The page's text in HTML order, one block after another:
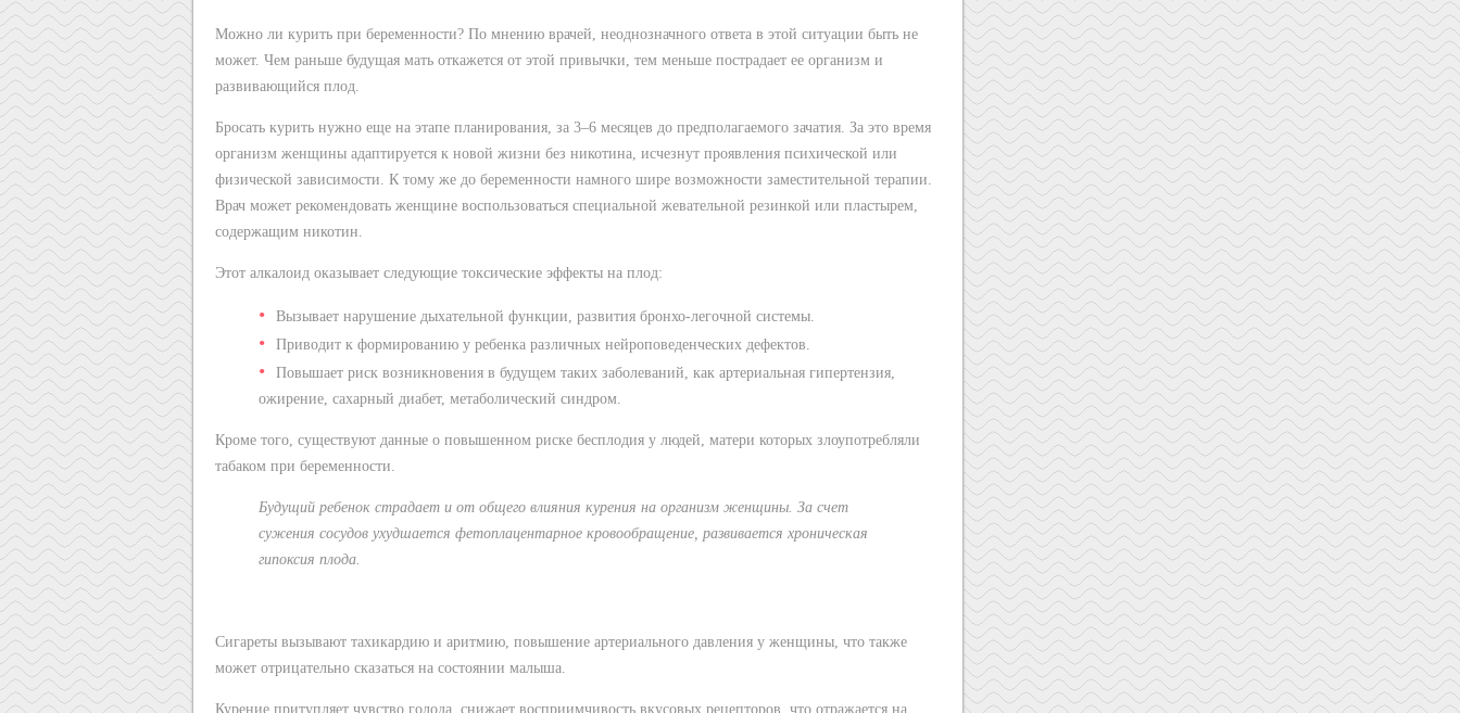
Можно ли курить при беременности? По мнению врачей, неоднозначного ответа в этой ситуации быть не
может. Чем раньше будущая мать откажется от этой привычки, тем меньше пострадает ее организм и
развивающийся плод.
Бросать курить нужно еще на этапе планирования, за 3–6 месяцев до предполагаемого зачатия. За это время
организм женщины адаптируется к новой жизни без никотина, исчезнут проявления психической или
физической зависимости. К тому же до беременности намного шире возможности заместительной терапии.
Врач может рекомендовать женщине воспользоваться специальной жевательной резинкой или пластырем,
содержащим никотин.
Этот алкалоид оказывает следующие токсические эффекты на плод:
Вызывает нарушение дыхательной функции, развития бронхо-легочной системы.
Приводит к формированию у ребенка различных нейроповеденческих дефектов.
Повышает риск возникновения в будущем таких заболеваний, как артериальная гипертензия,
ожирение, сахарный диабет, метаболический синдром.
Кроме того, существуют данные о повышенном риске бесплодия у людей, матери которых злоупотребляли
табаком при беременности.
Будущий ребенок страдает и от общего влияния курения на организм женщины. За счет
сужения сосудов ухудшается фетоплацентарное кровообращение, развивается хроническая
гипоксия плода.
Сигареты вызывают тахикардию и аритмию, повышение артериального давления у женщины, что также
может отрицательно сказаться на состоянии малыша.
Курение притупляет чувство голода, снижает восприимчивость вкусовых рецепторов, что отражается на